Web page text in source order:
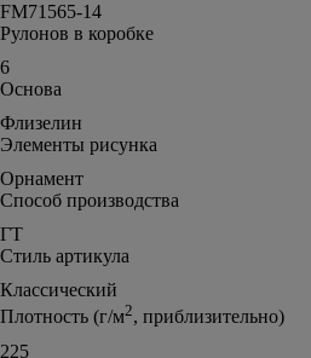
FM71565-14
Рулонов в коробке
6
Основа
Флизелин
Элементы рисунка
Орнамент
Способ производства
ГТ
Стиль артикула
Классический
Плотность (г/м2, приблизительно)
225